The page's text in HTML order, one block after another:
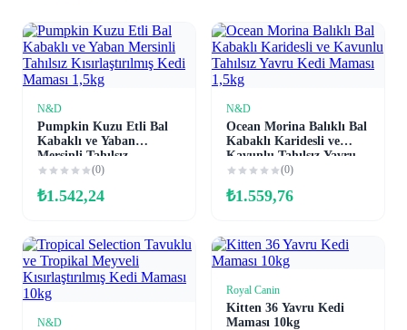
N&D
Pumpkin Kuzu Etli Bal
Kabaklı ve Yaban
Mersinli Tahılsız
Kısırlaştırılmış Kedi
(0)
₺1.542,24
N&D
Ocean Morina Balıklı Bal
Kabaklı Karidesli ve
Kavunlu Tahılsız Yavru
Kedi Maması 1,5kg
(0)
₺1.559,76
N&D
Sepete Ekle
Royal Canin
Kitten 36 Yavru Kedi
Maması 10kg